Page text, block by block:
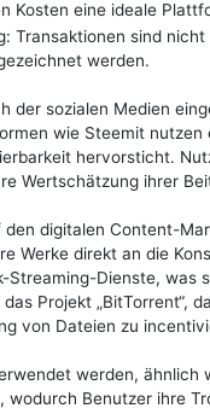
Kosten eine ideale
Transaktionen sind
werden.
der sozialen Medien
wie Steemit
hervorsticht.
Wertschätzung ihrer
digitalen Content-
Werke direkt an die
Dienste, was
Projekt „BitTorrent“,
von Dateien zu
werden, ähnlich
wodurch Benutzer ihre